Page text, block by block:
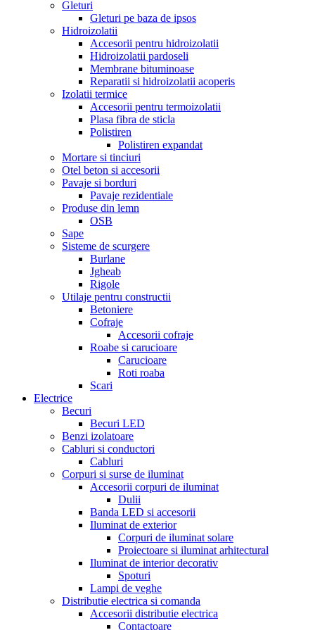
Gleturi
Gleturi pe baza de ipsos
Hidroizolatii
Accesorii pentru hidroizolatii
Hidroizolatii pardoseli
Membrane bituminoase
Reparatii si hidroizolatii acoperis
Izolatii termice
Accesorii pentru termoizolatii
Plasa fibra de sticla
Polistiren
Polistiren expandat
Mortare si tinciuri
Otel beton si accesorii
Pavaje si borduri
Pavaje rezidentiale
Produse din lemn
OSB
Sape
Sisteme de scurgere
Burlane
Jgheab
Rigole
Utilaje pentru constructii
Betoniere
Cofraje
Accesorii cofraje
Roabe si carucioare
Carucioare
Roti roaba
Scari
Electrice
Becuri
Becuri LED
Benzi izolatoare
Cabluri si conductori
Cabluri
Corpuri si surse de iluminat
Accesorii corpuri de iluminat
Dulii
Banda LED si accesorii
Iluminat de exterior
Corpuri de iluminat solare
Proiectoare si iluminat arhitectural
Iluminat de interior decorativ
Spoturi
Lampi de veghe
Distributie electrica si comanda
Accesorii distributie electrica
Contactoare